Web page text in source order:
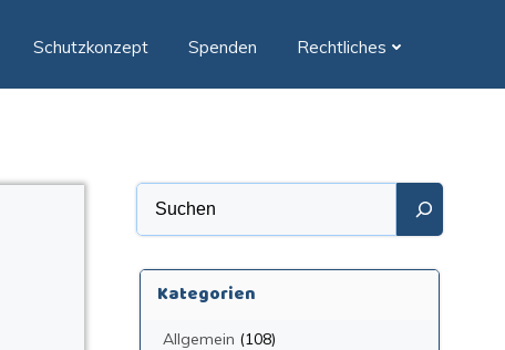
Schutzkonzept Spenden Rechtliches
Kategorien
Allgemein (108)